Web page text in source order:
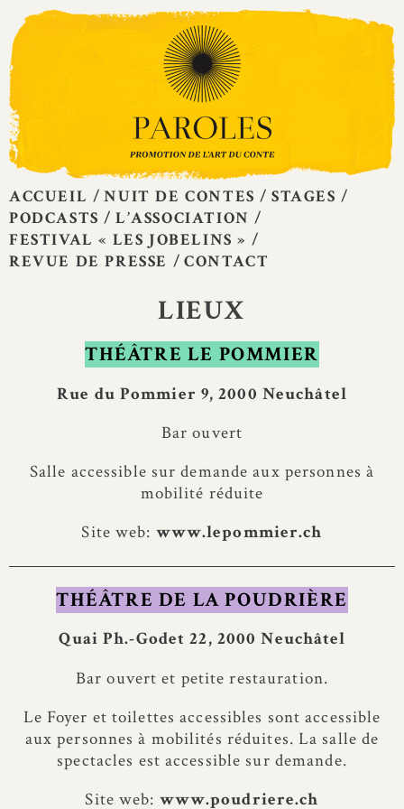
Skip
content
ACCUEIL NUIT DE CONTES
STAGES
PODCASTS
L’ASSOCIATION
FESTIVAL « LES JOBELINS »
REVUE DE PRESSE
CONTACT
LIEUX
THÉÂTRE LE POMMIER
Rue du Pommier 9, 2000 Neuchâtel
Bar ouvert
Salle accessible sur demande aux personnes à
mobilité réduite
Site web: www.lepommier.ch
THÉÂTRE DE LA POUDRIÈRE
Quai Ph.-Godet 22, 2000 Neuchâtel
Bar ouvert et petite restauration.
Le Foyer et toilettes accessibles sont accessible
aux personnes à mobilités réduites. La salle de
spectacles est accessible sur demande.
Site web: www.poudriere.ch